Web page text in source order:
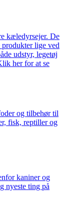
kæledyrsejer. De
lige ved
udstyr, legetøj
her for at se
og tilbehør til
fisk, reptiller og
kaniner og
nyeste ting på